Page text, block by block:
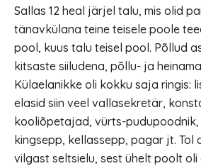
Sallas 12 heal järjel talu, mis olid
tänavkülana teine teisele poole
pool, kuus talu teisel pool. Põllud
kitsaste siiludena, põllu- ja
Külaelanikke oli kokku saja ringis:
elasid siin veel vallasekretär,
kooliõpetajad, vürts-
kingsepp, kellassepp, pagar jt. Tol
vilgast seltsielu, sest ühelt poolt oli